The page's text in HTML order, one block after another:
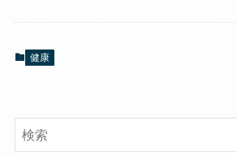
健康